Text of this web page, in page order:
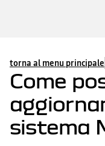
torna al menu principale
Come
sistema